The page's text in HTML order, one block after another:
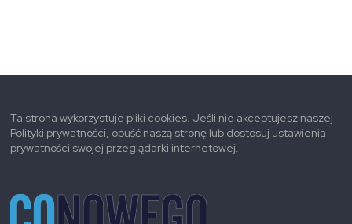
Ta strona wykorzystuje pliki cookies. Jeśli nie akceptujesz naszej
Polityki prywatności, opuść naszą stronę lub dostosuj ustawienia
prywatności swojej przeglądarki internetowej.